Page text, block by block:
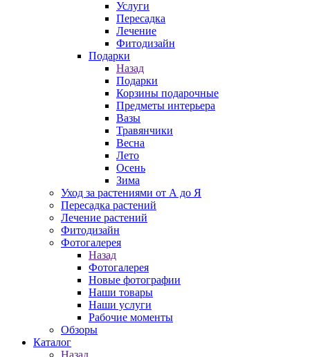
Услуги
Пересадка
Лечение
Фитодизайн
Подарки
Назад
Подарки
Корзины подарочные
Предметы интерьера
Вазы
Травянчики
Весна
Лето
Осень
Зима
Уход за растениями от А до Я
Пересадка растений
Лечение растений
Фитодизайн
Фотогалерея
Назад
Фотогалерея
Новые фотографии
Наши товары
Наши услуги
Рабочие моменты
Обзоры
Каталог
Назад